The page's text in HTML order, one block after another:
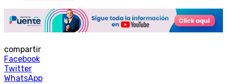
compartir
Facebook
Twitter
WhatsApp